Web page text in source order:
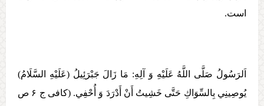
است.
اَلرَسُولُ صَلَّی اللَّهُ عَلَيْهِ وَ آلِهِ:‏‏ مَا زَالَ جَبْرَئِيلُ (عَلَيْهِ السَّلَامُ)
يُوصِينِي بِالسِّوَاكِ حَتَّی خَشِيتُ أَنْ أَدْرَدَ وَ أُحْفِي‏. (کافی ج ۶ ص